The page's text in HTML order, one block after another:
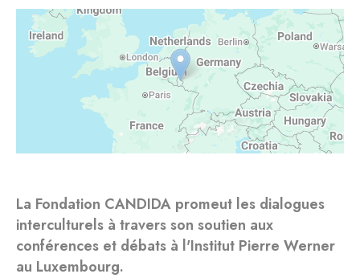
La Fondation CANDIDA promeut les dialogues
interculturels à travers son soutien aux
conférences et débats à l'Institut Pierre Werner
au Luxembourg.